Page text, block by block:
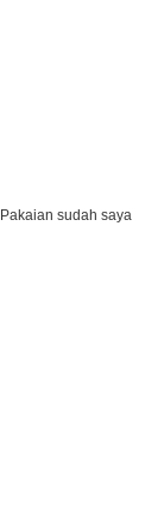
sudah saya